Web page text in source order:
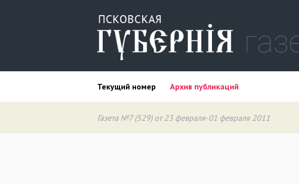
Текущий номер Архив публикаций
Газета №7 (529) от 23 февраля-01 февраля 2011